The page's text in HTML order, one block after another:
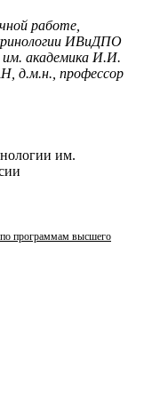
работе,
ИВиДПО
академика И.И.
д.м.н., профессор
им.
по программам высшего